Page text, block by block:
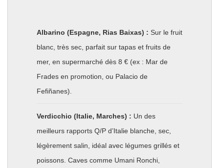
Albarino (Espagne, Rias Baixas) : Sur le fruit
blanc, très sec, parfait sur tapas et fruits de
mer, en supermarché dès 8 € (ex : Mar de
Frades en promotion, ou Palacio de
Fefiñanes).
Verdicchio (Italie, Marches) : Un des
meilleurs rapports Q/P d’Italie blanche, sec,
légèrement salin, idéal avec légumes grillés et
poissons. Caves comme Umani Ronchi,